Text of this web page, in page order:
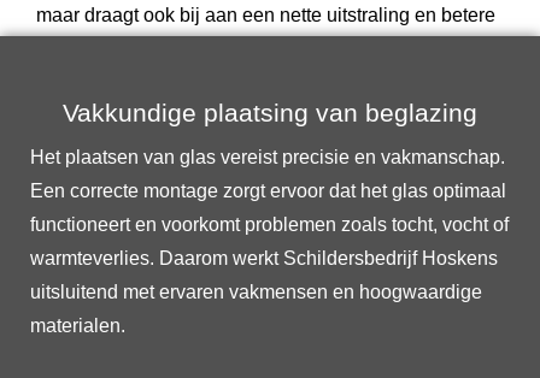
maar draagt ook bij aan een nette uitstraling en betere
Vakkundige plaatsing van beglazing
Het plaatsen van glas vereist precisie en vakmanschap.
Een correcte montage zorgt ervoor dat het glas optimaal
functioneert en voorkomt problemen zoals tocht, vocht of
warmteverlies. Daarom werkt Schildersbedrijf Hoskens
uitsluitend met ervaren vakmensen en hoogwaardige
materialen.